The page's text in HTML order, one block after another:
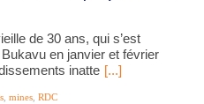
de 30 ans, qui s’est
en janvier et février
inatte [...]
mines RDC